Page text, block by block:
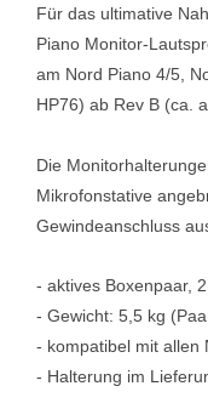
Für das ultimative
Piano Monitor-
am Nord Piano 4/5,
HP76) ab Rev B (ca.
Die
Mikrofonstative
Gewindeanschluss
- aktives Boxenpaar,
- Gewicht: 5,5 kg
- kompatibel mit allen
- Halterung im